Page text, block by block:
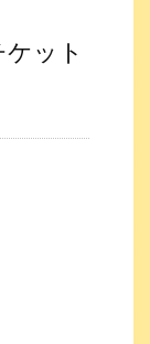
ット